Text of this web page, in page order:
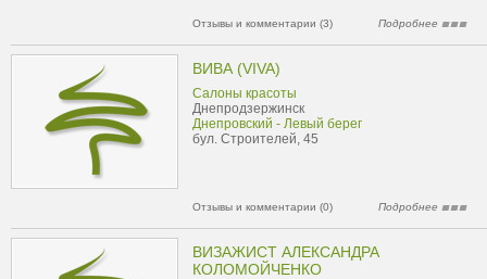
Отзывы и комментарии (3) Подробнее
ВИВА (VIVA)
Салоны красоты
Днепродзержинск
Днепровский - Левый берег
бул. Строителей, 45
Отзывы и комментарии (0) Подробнее
ВИЗАЖИСТ АЛЕКСАНДРА
КОЛОМОЙЧЕНКО